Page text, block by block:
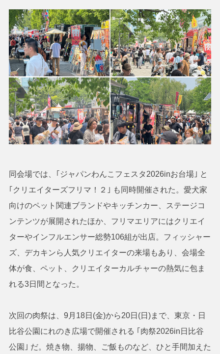
同会場では、｢ジャパンわんこフェスタ2026inお台場｣ と
｢クリエイターズフリマ！２｣ も同時開催された。愛犬家
向けのペット関連ブランドやキッチンカー、ステージコ
ンテンツが展開されたほか、フリマエリアにはクリエイ
ターやインフルエンサー総勢106組が出店。フィッシャー
ズ、デカキンら人気クリエイターの来場もあり、会場全
体が食、ペット、クリエイターカルチャーの熱気に包ま
れる3日間となった。
次回の肉祭は、9月18日(金)から20日(日)まで、東京・日
比谷公園にれのき広場で開催される ｢肉祭2026in日比谷
公園｣ だ。焼き物、揚物、ご飯ものなど、ひと手間加えた